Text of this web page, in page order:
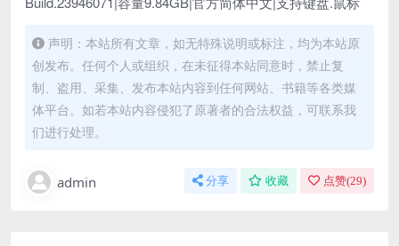
声明：本站所有文章，如无特殊说明或标注，均为本站原
创发布。任何个人或组织，在未征得本站同意时，禁止复
制、盗用、采集、发布本站内容到任何网站、书籍等各类媒
体平台。如若本站内容侵犯了原著者的合法权益，可联系我
们进行处理。
admin 分享 收藏 点赞(29)